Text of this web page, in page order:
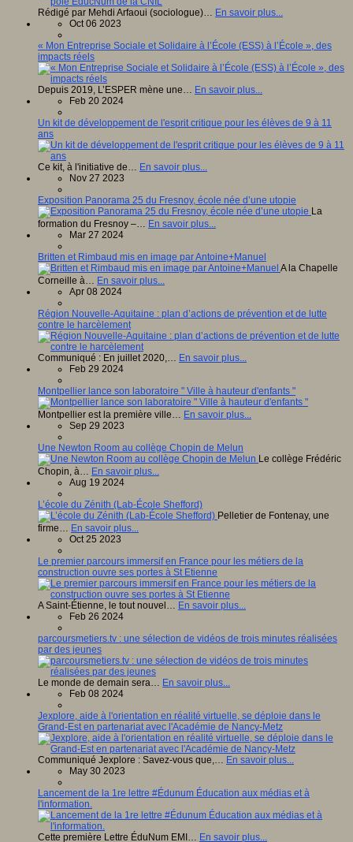
Rédigé par Mehdi Arfaoui (sociologue)… En savoir plus...
Oct 06 2023
« Mon Entreprise Sociale et Solidaire à l’École (ESS) à l’École », des
impacts réels
Depuis 2019, L’ESPER mène une… En savoir plus...
Feb 20 2024
Un kit de développement de l'esprit critique pour les élèves de 9 à 11
ans
Ce kit, à l'initiative de… En savoir plus...
Nov 27 2023
Exposition Panorama 25 du Fresnoy, école née d’une utopie
La
formation du Fresnoy –… En savoir plus...
Mar 27 2024
Britten et Rimbaud mis en image par Antoine+Manuel
A la Chapelle
Corneille à… En savoir plus...
Apr 08 2024
Région Nouvelle-Aquitaine : plan d’actions de prévention et de lutte
contre le harcèlement
Communiqué : En juillet 2020,… En savoir plus...
Feb 29 2024
Montpellier lance son laboratoire " Ville à hauteur d'enfants "
Montpellier est la première ville… En savoir plus...
Sep 29 2023
Une Newton Room au collège Chopin de Melun
Le collège Frédéric
Chopin, à… En savoir plus...
Aug 19 2024
L’école du Zénith (Lab-École Shefford)
Pelletier de Fontenay, une
firme… En savoir plus...
Oct 25 2023
Le premier parcours immersif en France pour les métiers de la
construction ouvre ses portes à St Etienne
A Saint-Étienne, le tout nouvel… En savoir plus...
Feb 26 2024
parcoursmetiers.tv : une sélection de vidéos de trois minutes réalisées
par des jeunes
Le monde de demain sera… En savoir plus...
Feb 08 2024
Jexplore, aide à l'orientation en réalité virtuelle, se déploie dans le
Grand-Est en partenariat avec l'Académie de Nancy-Metz
Communiqué Jexplore : Savez-vous que,… En savoir plus...
May 30 2023
Lancement de la 1re lettre #Édunum Éducation aux médias et à
l'information.
Cette première Lettre ÉduNum EMI… En savoir plus...